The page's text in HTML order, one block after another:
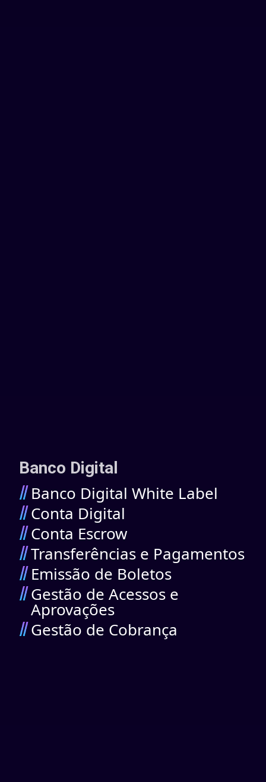
Banco Digital
Banco Digital White Label
Conta Digital
Conta Escrow
Transferências e Pagamentos
Emissão de Boletos
Gestão de Acessos e
Aprovações
Gestão de Cobrança